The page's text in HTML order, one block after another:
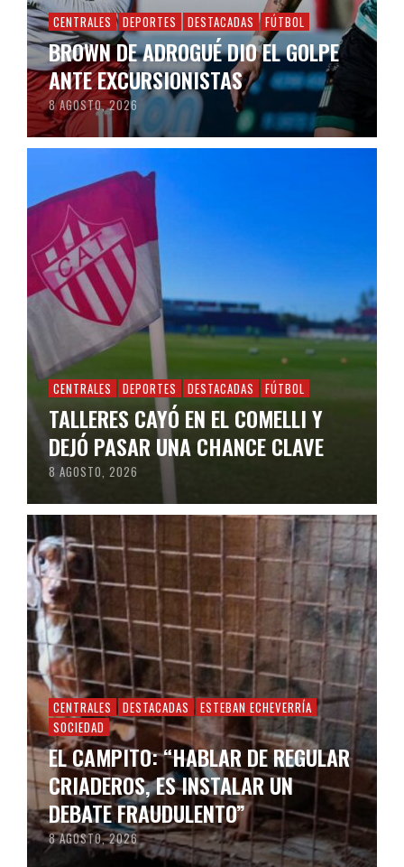
CENTRALES DEPORTES DESTACADAS FÚTBOL
BROWN DE ADROGUÉ DIO EL GOLPE
ANTE EXCURSIONISTAS
8 AGOSTO, 2026
CENTRALES DEPORTES DESTACADAS FÚTBOL
TALLERES CAYÓ EN EL COMELLI Y
DEJÓ PASAR UNA CHANCE CLAVE
8 AGOSTO, 2026
CENTRALES DESTACADAS
ESTEBAN ECHEVERRÍA
SOCIEDAD
EL CAMPITO: “HABLAR DE REGULAR
CRIADEROS, ES INSTALAR UN
DEBATE FRAUDULENTO”
8 AGOSTO, 2026